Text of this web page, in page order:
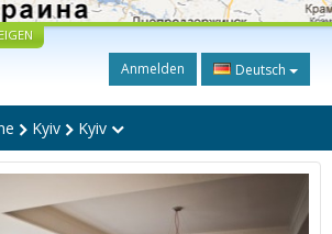
Anmelden Deutsch
Kyiv Kyiv